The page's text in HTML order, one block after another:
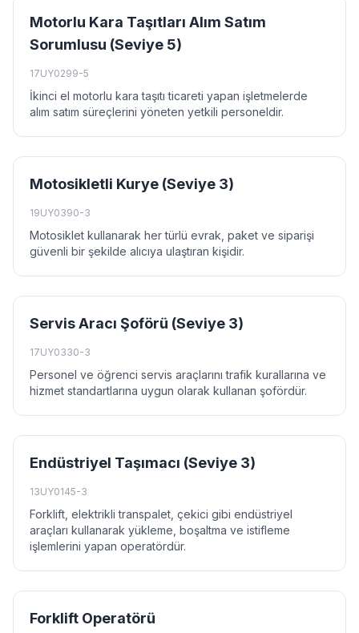
Motorlu Kara Taşıtları Alım Satım
Sorumlusu (Seviye 5)
17UY0299-5
İkinci el motorlu kara taşıtı ticareti yapan işletmelerde
alım satım süreçlerini yöneten yetkili personeldir.
Motosikletli Kurye (Seviye 3)
19UY0390-3
Motosiklet kullanarak her türlü evrak, paket ve siparişi
güvenli bir şekilde alıcıya ulaştıran kişidir.
Servis Aracı Şoförü (Seviye 3)
17UY0330-3
Personel ve öğrenci servis araçlarını trafik kurallarına ve
hizmet standartlarına uygun olarak kullanan şofördür.
Endüstriyel Taşımacı (Seviye 3)
13UY0145-3
Forklift, elektrikli transpalet, çekici gibi endüstriyel
araçları kullanarak yükleme, boşaltma ve istifleme
işlemlerini yapan operatördür.
Forklift Operatörü